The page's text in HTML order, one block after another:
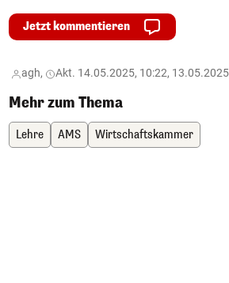
Jetzt kommentieren
agh, Akt. 14.05.2025, 10:22,
Mehr zum Thema
Lehre AMS Wirtschaftskammer